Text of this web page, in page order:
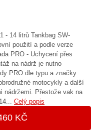
- 14 litrů Tankbag SW-
použití a podle verze
PRO - Uchycení přes
na nádrž je nutno
PRO dle typu a značky
motocykly a další
nádržemi. Přestože vak na
Celý popis
KČ